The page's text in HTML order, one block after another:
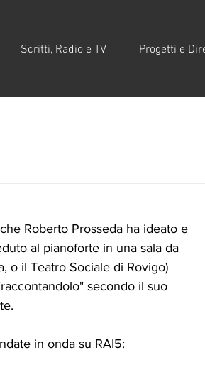
Scritti, Radio e TV Progetti e
Roberto Prosseda ha ideato e
al pianoforte in una sala da
o il Teatro Sociale di Rovigo)
secondo il suo
in onda su RAI5: